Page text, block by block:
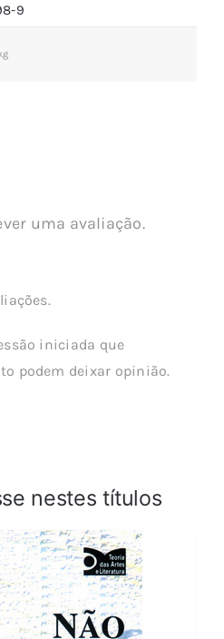
9
uma avaliação.
iniciada que
podem deixar opinião.
nestes títulos